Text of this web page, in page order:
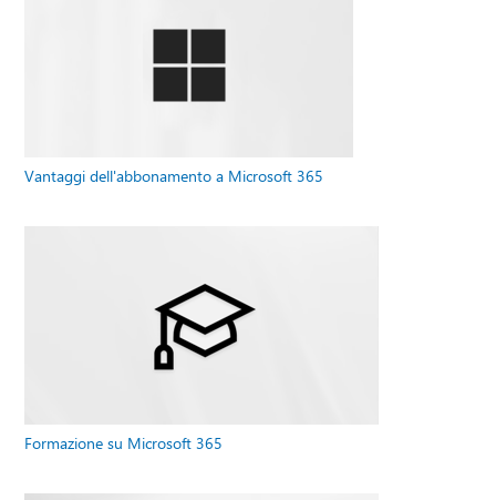
Vantaggi dell'abbonamento a Microsoft 365
Formazione su Microsoft 365